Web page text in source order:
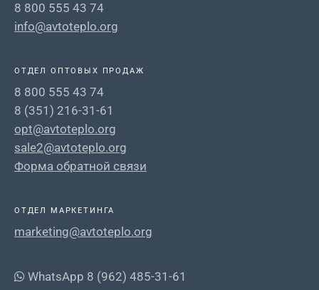
8 800 555 43 74
info@avtoteplo.org
ОТДЕЛ ОПТОВЫХ ПРОДАЖ
8 800 555 43 74
8 (351) 216-31-61
opt@avtoteplo.org
sale2@avtoteplo.org
Форма обратной связи
ОТДЕЛ МАРКЕТИНГА
marketing@avtoteplo.org
WhatsApp 8 (962) 485-31-61